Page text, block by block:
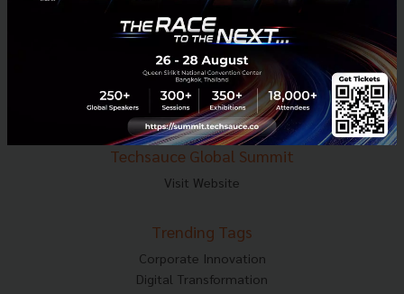
Techsauce Media
About Techsauce
Techsauce Services
Privacy Policy
ส่งบทความ
Techsauce Global Summit
Visit Website
Trending Tags
Corporate Innovation
Digital Transformation